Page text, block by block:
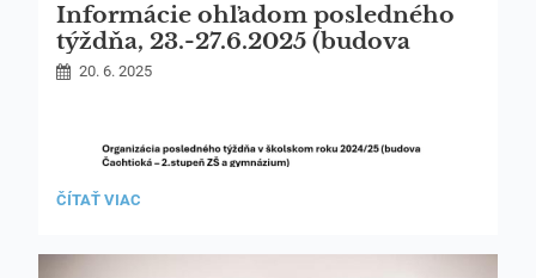
Informácie ohľadom posledného
týždňa, 23.-27.6.2025 (budova
Čachtická – 2.stupeň ZŠ
20. 6. 2025
INFORMÁCIE
TÝŽDŇA,
ČÍTAŤ VIAC